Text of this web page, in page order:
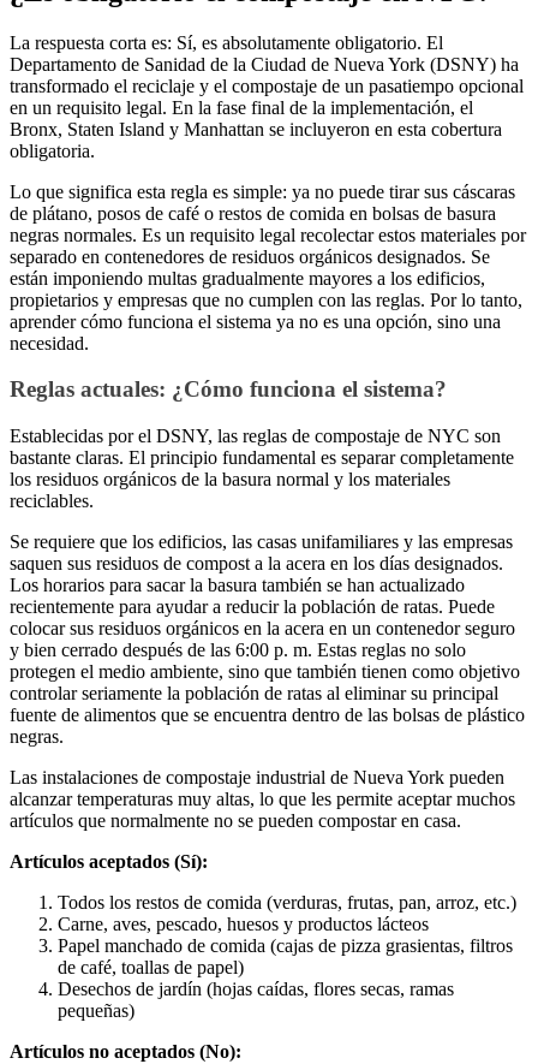
La respuesta corta es: Sí, es absolutamente obligatorio. El
Departamento de Sanidad de la Ciudad de Nueva York (DSNY) ha
transformado el reciclaje y el compostaje de un pasatiempo opcional
en un requisito legal. En la fase final de la implementación, el
Bronx, Staten Island y Manhattan se incluyeron en esta cobertura
obligatoria.
Lo que significa esta regla es simple: ya no puede tirar sus cáscaras
de plátano, posos de café o restos de comida en bolsas de basura
negras normales. Es un requisito legal recolectar estos materiales por
separado en contenedores de residuos orgánicos designados. Se
están imponiendo multas gradualmente mayores a los edificios,
propietarios y empresas que no cumplen con las reglas. Por lo tanto,
aprender cómo funciona el sistema ya no es una opción, sino una
necesidad.
Reglas actuales: ¿Cómo funciona el sistema?
Establecidas por el DSNY, las reglas de compostaje de NYC son
bastante claras. El principio fundamental es separar completamente
los residuos orgánicos de la basura normal y los materiales
reciclables.
Se requiere que los edificios, las casas unifamiliares y las empresas
saquen sus residuos de compost a la acera en los días designados.
Los horarios para sacar la basura también se han actualizado
recientemente para ayudar a reducir la población de ratas. Puede
colocar sus residuos orgánicos en la acera en un contenedor seguro
y bien cerrado después de las 6:00 p. m. Estas reglas no solo
protegen el medio ambiente, sino que también tienen como objetivo
controlar seriamente la población de ratas al eliminar su principal
fuente de alimentos que se encuentra dentro de las bolsas de plástico
negras.
Las instalaciones de compostaje industrial de Nueva York pueden
alcanzar temperaturas muy altas, lo que les permite aceptar muchos
artículos que normalmente no se pueden compostar en casa.
Artículos aceptados (Sí):
Todos los restos de comida (verduras, frutas, pan, arroz, etc.)
Carne, aves, pescado, huesos y productos lácteos
Papel manchado de comida (cajas de pizza grasientas, filtros
de café, toallas de papel)
Desechos de jardín (hojas caídas, flores secas, ramas
pequeñas)
Artículos no aceptados (No):